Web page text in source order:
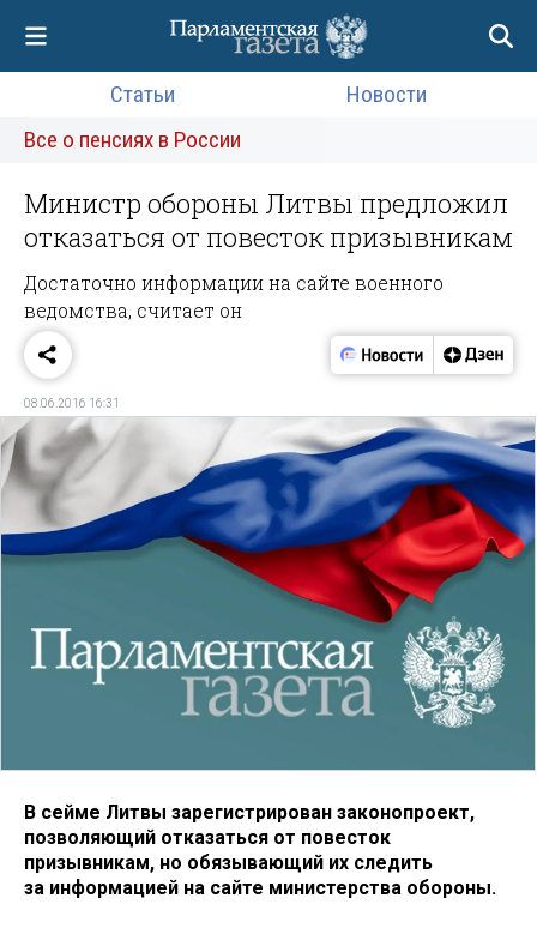
Статьи
Новости
Все о пенсиях в России
Министр обороны Литвы предложил
отказаться от повесток призывникам
Достаточно информации на сайте военного
ведомства, считает он
08.06.2016 16:31
В сейме Литвы зарегистрирован законопроект,
позволяющий отказаться от повесток
призывникам, но обязывающий их следить
за информацией на сайте министерства обороны.